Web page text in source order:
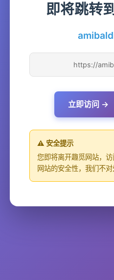
即将跳转
https://
立即访问 →
⚠️ 安全提示
您即将离开趣觅网站，
网站的安全性，我们不对